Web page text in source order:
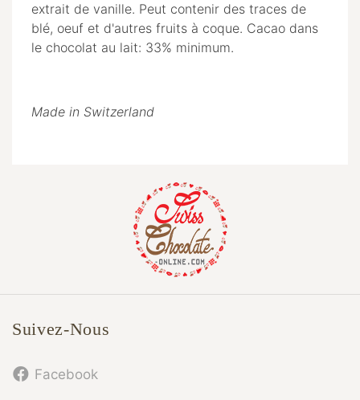
extrait de vanille. Peut contenir des traces de
blé, oeuf et d'autres fruits à coque. Cacao dans
le chocolat au lait: 33% minimum.
Made in Switzerland
Suivez-Nous
Facebook